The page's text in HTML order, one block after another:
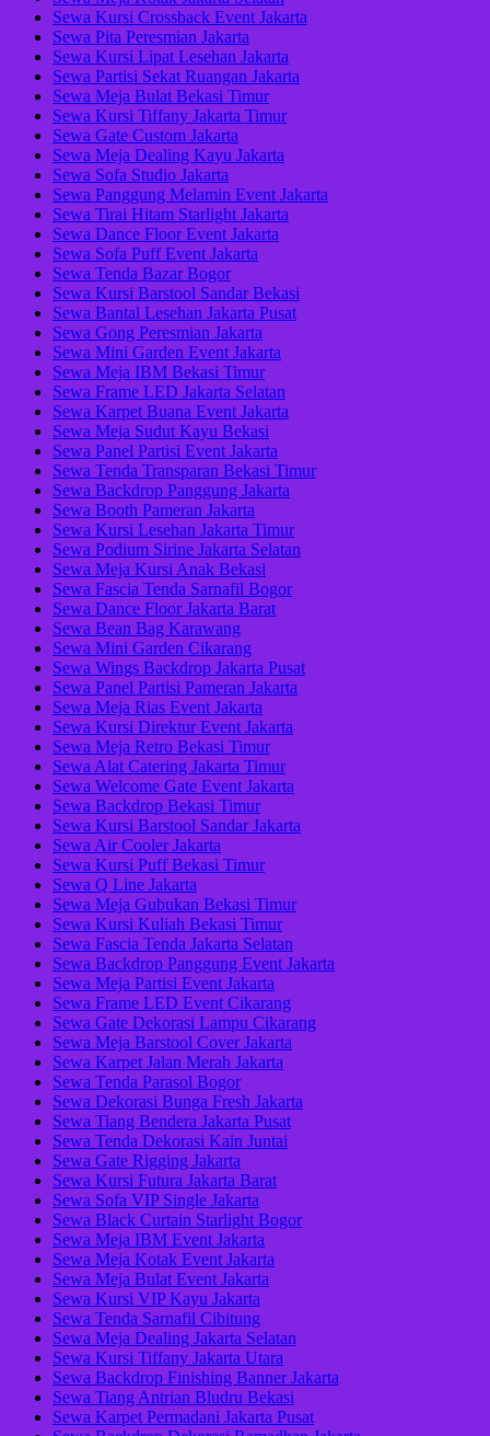
Sewa Kursi Crossback Event Jakarta
Sewa Pita Peresmian Jakarta
Sewa Kursi Lipat Lesehan Jakarta
Sewa Partisi Sekat Ruangan Jakarta
Sewa Meja Bulat Bekasi Timur
Sewa Kursi Tiffany Jakarta Timur
Sewa Gate Custom Jakarta
Sewa Meja Dealing Kayu Jakarta
Sewa Sofa Studio Jakarta
Sewa Panggung Melamin Event Jakarta
Sewa Tirai Hitam Starlight Jakarta
Sewa Dance Floor Event Jakarta
Sewa Sofa Puff Event Jakarta
Sewa Tenda Bazar Bogor
Sewa Kursi Barstool Sandar Bekasi
Sewa Bantal Lesehan Jakarta Pusat
Sewa Gong Peresmian Jakarta
Sewa Mini Garden Event Jakarta
Sewa Meja IBM Bekasi Timur
Sewa Frame LED Jakarta Selatan
Sewa Karpet Buana Event Jakarta
Sewa Meja Sudut Kayu Bekasi
Sewa Panel Partisi Event Jakarta
Sewa Tenda Transparan Bekasi Timur
Sewa Backdrop Panggung Jakarta
Sewa Booth Pameran Jakarta
Sewa Kursi Lesehan Jakarta Timur
Sewa Podium Sirine Jakarta Selatan
Sewa Meja Kursi Anak Bekasi
Sewa Fascia Tenda Sarnafil Bogor
Sewa Dance Floor Jakarta Barat
Sewa Bean Bag Karawang
Sewa Mini Garden Cikarang
Sewa Wings Backdrop Jakarta Pusat
Sewa Panel Partisi Pameran Jakarta
Sewa Meja Rias Event Jakarta
Sewa Kursi Direktur Event Jakarta
Sewa Meja Retro Bekasi Timur
Sewa Alat Catering Jakarta Timur
Sewa Welcome Gate Event Jakarta
Sewa Backdrop Bekasi Timur
Sewa Kursi Barstool Sandar Jakarta
Sewa Air Cooler Jakarta
Sewa Kursi Puff Bekasi Timur
Sewa Q Line Jakarta
Sewa Meja Gubukan Bekasi Timur
Sewa Kursi Kuliah Bekasi Timur
Sewa Fascia Tenda Jakarta Selatan
Sewa Backdrop Panggung Event Jakarta
Sewa Meja Partisi Event Jakarta
Sewa Frame LED Event Cikarang
Sewa Gate Dekorasi Lampu Cikarang
Sewa Meja Barstool Cover Jakarta
Sewa Karpet Jalan Merah Jakarta
Sewa Tenda Parasol Bogor
Sewa Dekorasi Bunga Fresh Jakarta
Sewa Tiang Bendera Jakarta Pusat
Sewa Tenda Dekorasi Kain Juntai
Sewa Gate Rigging Jakarta
Sewa Kursi Futura Jakarta Barat
Sewa Sofa VIP Single Jakarta
Sewa Black Curtain Starlight Bogor
Sewa Meja IBM Event Jakarta
Sewa Meja Kotak Event Jakarta
Sewa Meja Bulat Event Jakarta
Sewa Kursi VIP Kayu Jakarta
Sewa Tenda Sarnafil Cibitung
Sewa Meja Dealing Jakarta Selatan
Sewa Kursi Tiffany Jakarta Utara
Sewa Backdrop Finishing Banner Jakarta
Sewa Tiang Antrian Bludru Bekasi
Sewa Karpet Permadani Jakarta Pusat